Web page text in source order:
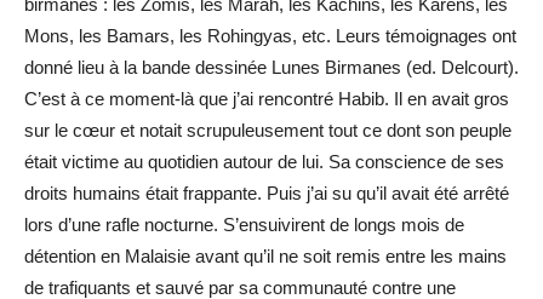
birmanes : les Zomis, les Marah, les Kachins, les Karens, les
Mons, les Bamars, les Rohingyas, etc. Leurs témoignages ont
donné lieu à la bande dessinée Lunes Birmanes (ed. Delcourt).
C’est à ce moment-là que j’ai rencontré Habib. Il en avait gros
sur le cœur et notait scrupuleusement tout ce dont son peuple
était victime au quotidien autour de lui. Sa conscience de ses
droits humains était frappante. Puis j’ai su qu’il avait été arrêté
lors d’une rafle nocturne. S’ensuivirent de longs mois de
détention en Malaisie avant qu’il ne soit remis entre les mains
de trafiquants et sauvé par sa communauté contre une